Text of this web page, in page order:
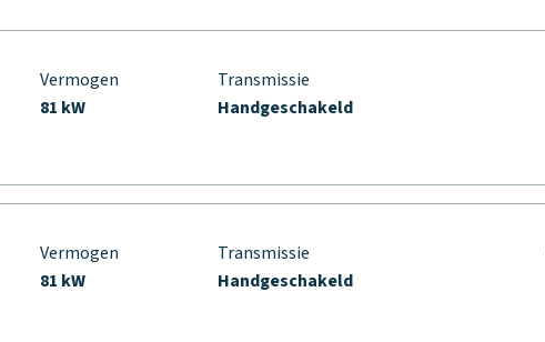
Vermogen
81 kW
Transmissie
Handgeschakeld
Vermogen
81 kW
Transmissie
Handgeschakeld